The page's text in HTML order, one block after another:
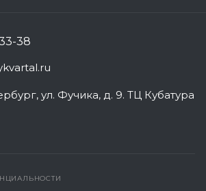
38
ул. Фучика, д. 9. ТЦ Кубатура